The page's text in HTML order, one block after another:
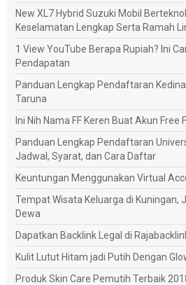
New XL7 Hybrid Suzuki Mobil
Keselamatan Lengkap Serta Ramah
1 View YouTube Berapa Rupiah? Ini
Pendapatan
Panduan Lengkap Pendaftaran
Taruna
Ini Nih Nama FF Keren Buat Akun Free
Panduan Lengkap Pendaftaran
Jadwal, Syarat, dan Cara Daftar
Keuntungan Menggunakan Virtual
Tempat Wisata Keluarga di Kuningan,
Dewa
Dapatkan Backlink Legal di
Kulit Lutut Hitam jadi Putih Dengan
Produk Skin Care Pemutih Terbaik